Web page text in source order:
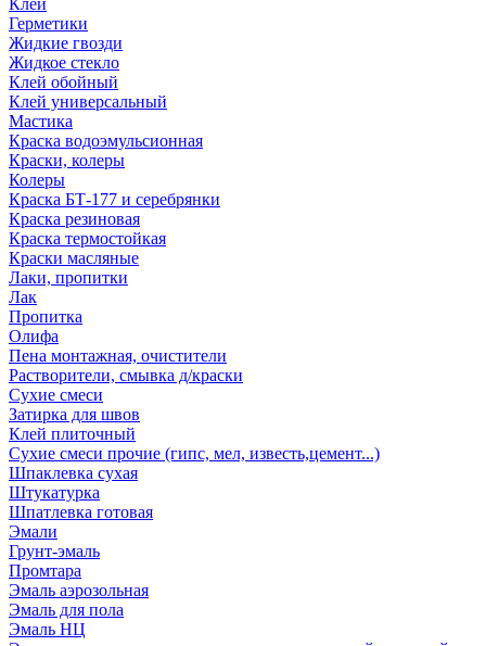
Клеи
Герметики
Жидкие гвозди
Жидкое стекло
Клей обойный
Клей универсальный
Мастика
Краска водоэмульсионная
Краски, колеры
Колеры
Краска БТ-177 и серебрянки
Краска резиновая
Краска термостойкая
Краски масляные
Лаки, пропитки
Лак
Пропитка
Олифа
Пена монтажная, очистители
Растворители, смывка д/краски
Сухие смеси
Затирка для швов
Клей плиточный
Сухие смеси прочие (гипс, мел, известь,цемент...)
Шпаклевка сухая
Штукатурка
Шпатлевка готовая
Эмали
Грунт-эмаль
Промтара
Эмаль аэрозольная
Эмаль для пола
Эмаль НЦ